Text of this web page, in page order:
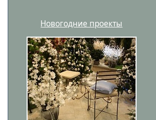
Новогодние проекты